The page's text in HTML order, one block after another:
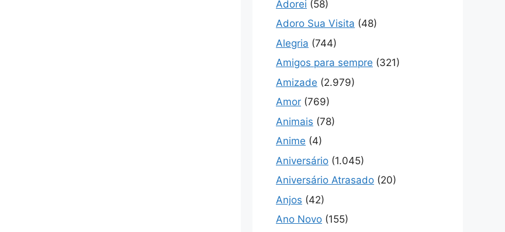
Adorei (58)
Adoro Sua Visita (48)
Alegria (744)
Amigos para sempre (321)
Amizade (2.979)
Amor (769)
Animais (78)
Anime (4)
Aniversário (1.045)
Aniversário Atrasado (20)
Anjos (42)
Ano Novo (155)